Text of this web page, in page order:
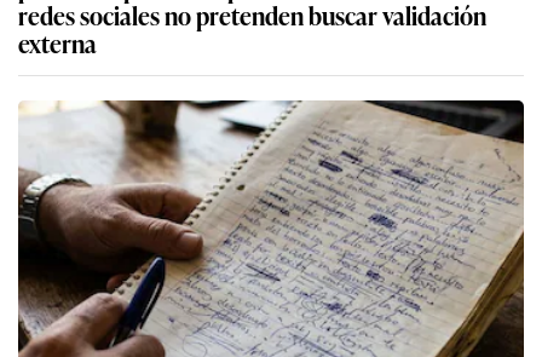
redes sociales no pretenden buscar validación
externa